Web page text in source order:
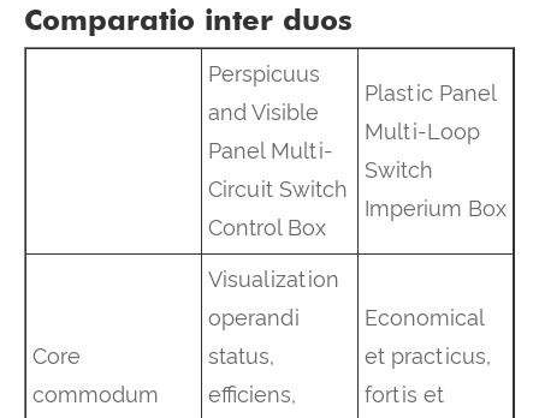
Comparatio inter duos
Perspicuus
and Visible
Panel Multi-
Circuit Switch
Control Box
Plastic Panel
Multi-Loop
Switch
Imperium Box
Core
commodum
Visualization
operandi
status,
efficiens,
Economical
et practicus,
fortis et